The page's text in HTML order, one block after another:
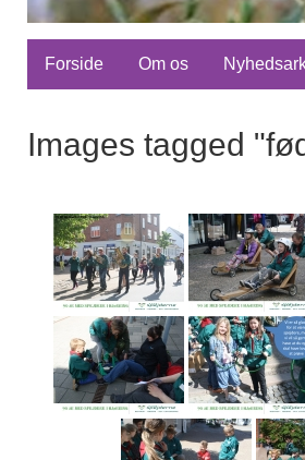
Forside Om os
Images tagged